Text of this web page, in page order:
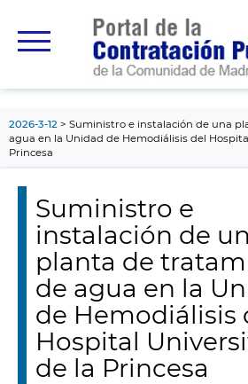
principal
2026-3-12
Suministro e instalación de una
agua en la Unidad de Hemodiálisis del
Princesa
Suministro e
instalación de
planta de
de agua en la
de Hemodiálisis
Hospital
de la Princesa